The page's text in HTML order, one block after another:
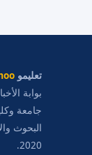
تعليمو
جامعة
البحوث
2020.